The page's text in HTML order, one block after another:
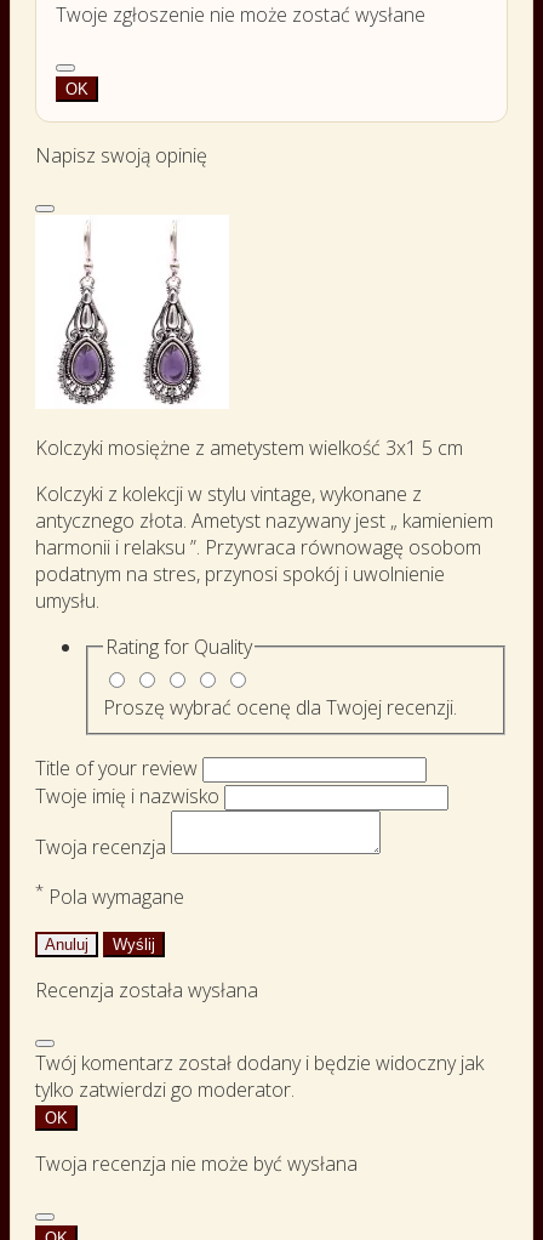
Twoje zgłoszenie nie może zostać wysłane
OK
Napisz swoją opinię
Kolczyki mosiężne z ametystem wielkość 3x1 5 cm
Kolczyki z kolekcji w stylu vintage, wykonane z
antycznego złota. Ametyst nazywany jest „ kamieniem
harmonii i relaksu ”. Przywraca równowagę osobom
podatnym na stres, przynosi spokój i uwolnienie
umysłu.
Rating for Quality
Proszę wybrać ocenę dla Twojej recenzji.
Title of your review
Twoje imię i nazwisko
Twoja recenzja
* Pola wymagane
Anuluj Wyślij
Recenzja została wysłana
Twój komentarz został dodany i będzie widoczny jak
tylko zatwierdzi go moderator.
OK
Twoja recenzja nie może być wysłana